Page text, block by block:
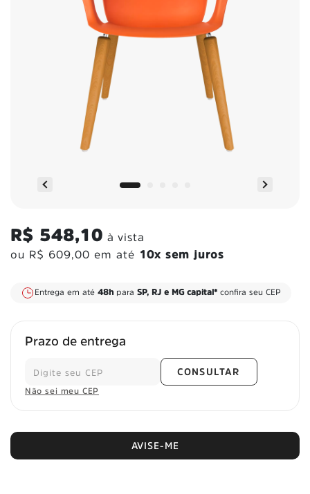
R$ 548,10 à vista
ou R$ 609,00 em até 10x sem juros
Entrega em até 48h para SP, RJ e MG capital* confira seu CEP
Prazo de entrega
CONSULTAR
Não sei meu CEP
AVISE-ME